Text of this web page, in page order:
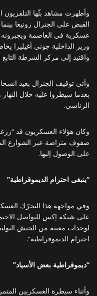
وأظهرت مشاهد بثّها
القبض على الجنرال زونيغا
عسكرية في العاصمة
وزير الداخلية جوني أغيليرا
واقتيد إلى مركز الشرطة
وأتى توقيف الجنرال بعيد
بعدما سيطروا عليه خلال
الرئاسي.
وكان هؤلاء العسكريون قد
صفوف متراصة عبر الشوارع
على الوصول إليها.
“ينبغى احترام الديموقراطية”
وفي مواجهة هذا التحرّك
على شبكة إكس للتواصل
لوحدات معينة من الجيش
احترام الديموقراطية”.
“ديموقراطية بعض الأسياد”
وأثناء سيطرة العسكريين